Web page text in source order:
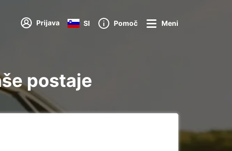
Prijava SI Pomoč Meni
postaje